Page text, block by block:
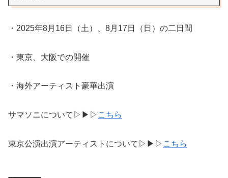
・2025年8月16日（土）、8月17日（日）の二日間
・東京、大阪での開催
・海外アーティスト豪華出演
サマソニについて▷▶▷ こちら
東京公演出演アーティストについて▷▶︎▷ こちら